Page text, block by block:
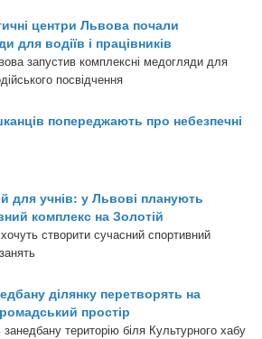
центри Львова почали
для водіїв і працівників
запустив комплексні медогляди для
посвідчення
попереджають про небезпечні
для учнів: у Львові планують
комплекс на Золотій
створити сучасний спортивний
ділянку перетворять на
простір
занедбану територію біля Культурного хабу